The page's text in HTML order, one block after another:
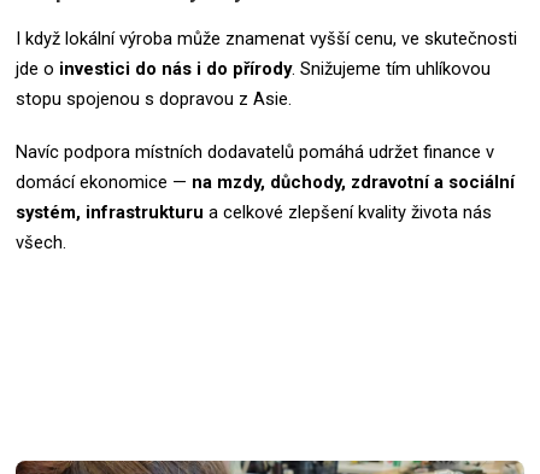
I když lokální výroba může znamenat vyšší cenu, ve skutečnosti
jde o investici do nás i do přírody. Snižujeme tím uhlíkovou
stopu spojenou s dopravou z Asie.
Navíc podpora místních dodavatelů pomáhá udržet finance v
domácí ekonomice — na mzdy, důchody, zdravotní a sociální
systém, infrastrukturu a celkové zlepšení kvality života nás
všech.